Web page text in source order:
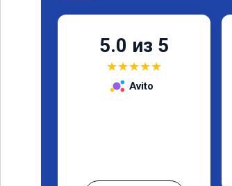
5.0 из 5
★★★★★
Avito